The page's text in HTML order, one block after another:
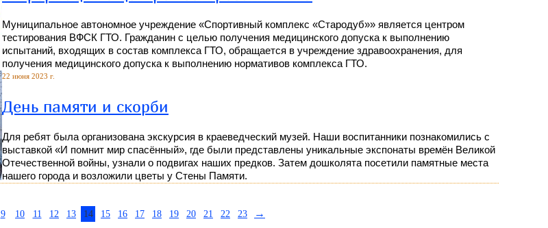
Муниципальное автономное учреждение «Спортивный комплекс «Стародуб»» является центром
тестирования ВФСК ГТО. Гражданин с целью получения медицинского допуска к выполнению
испытаний, входящих в состав комплекса ГТО, обращается в учреждение здравоохранения, для
получения медицинского допуска к выполнению нормативов комплекса ГТО.
22 июня 2023 г.
День памяти и скорби
Для ребят была организована экскурсия в краеведческий музей. Наши воспитанники познакомились с
выставкой «И помнит мир спасённый», где были представлены уникальные экспонаты времён Великой
Отечественной войны, узнали о подвигах наших предков. Затем дошколята посетили памятные места
нашего города и возложили цветы у Стены Памяти.
9 10 11 12 13 14 15 16 17 18 19 20 21 22 23 →